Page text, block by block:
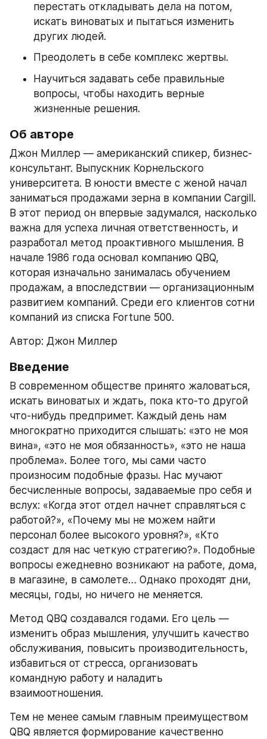
перестать откладывать дела на потом,
искать виноватых и пытаться изменить
других людей.
Преодолеть в себе комплекс жертвы.
Научиться задавать себе правильные
вопросы, чтобы находить верные
жизненные решения.
Об авторе
Джон Миллер — американский спикер, бизнес-
консультант. Выпускник Корнельского
университета. В юности вместе с женой начал
заниматься продажами зерна в компании Cargill.
В этот период он впервые задумался, насколько
важна для успеха личная ответственность, и
разработал метод проактивного мышления. В
начале 1986 года основал компанию QBQ,
которая изначально занималась обучением
продажам, а впоследствии — организационным
развитием компаний. Среди его клиентов сотни
компаний из списка Fortune 500.
Автор: Джон Миллер
Введение
В современном обществе принято жаловаться,
искать виноватых и ждать, пока кто-то другой
что-нибудь предпримет. Каждый день нам
многократно приходится слышать: «это не моя
вина», «это не моя обязанность», «это не наша
проблема». Более того, мы сами часто
произносим подобные фразы. Нас мучают
бесчисленные вопросы, задаваемые про себя и
вслух: «Когда этот отдел начнет справляться с
работой?», «Почему мы не можем найти
персонал более высокого уровня?», «Кто
создаст для нас четкую стратегию?». Подобные
вопросы ежедневно возникают на работе, дома,
в магазине, в самолете… Однако проходят дни,
месяцы, годы, но ничего не меняется.
Метод QBQ создавался годами. Его цель —
изменить образ мышления, улучшить качество
обслуживания, повысить производительность,
избавиться от стресса, организовать
командную работу и наладить
взаимоотношения.
Тем не менее самым главным преимуществом
QBQ является формирование качественно